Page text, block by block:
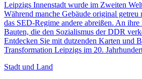
Leipzigs Innenstadt wurde im Zweiten
Während manche Gebäude original
das SED-Regime andere abreißen. An
Bauten, die den Sozialismus der DDR
Entdecken Sie mit dutzenden Karten und
Transformation Leipzigs im 20.
Stadt und Land